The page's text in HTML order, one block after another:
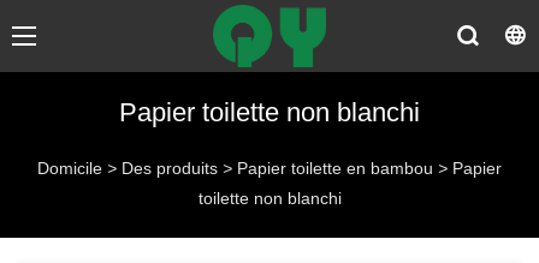
Papier toilette non blanchi
Domicile > Des produits > Papier toilette en bambou > Papier
toilette non blanchi